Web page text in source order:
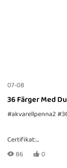
07-08
36 Färger Med
Penselspets Och
#akvarellpenna2
Certifikat:
CE, EN71-1, -2, -3,
86 0